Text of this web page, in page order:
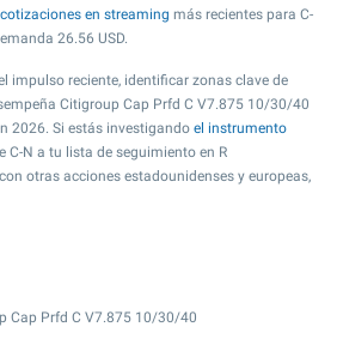
cotizaciones en streaming más recientes para C-
26.56 USD.
impulso reciente, identificar zonas clave de
Citigroup Cap Prfd C V7.875 10/30/40
2026. Si estás investigando el instrumento
C-N a tu lista de seguimiento en R
otras acciones estadounidenses y europeas,
Cap Prfd C V7.875 10/30/40